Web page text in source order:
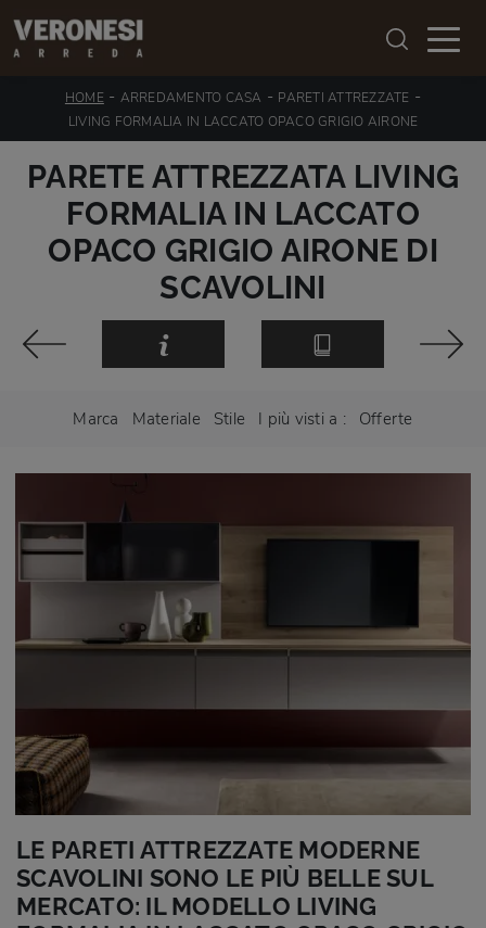
HOME - ARREDAMENTO CASA - PARETI ATTREZZATE -
LIVING FORMALIA IN LACCATO OPACO GRIGIO AIRONE
PARETE ATTREZZATA LIVING
FORMALIA IN LACCATO
OPACO GRIGIO AIRONE DI
SCAVOLINI
Marca Materiale Stile I più visti a : Offerte
LE PARETI ATTREZZATE MODERNE
SCAVOLINI SONO LE PIÙ BELLE SUL
MERCATO: IL MODELLO LIVING